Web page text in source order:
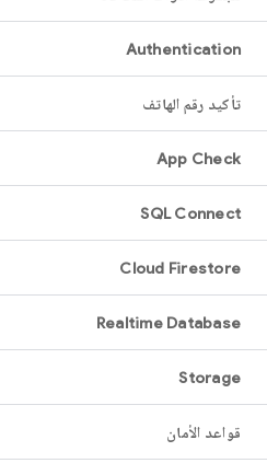
Authentication
تأكيد رقم الهاتف
App Check
SQL Connect
Cloud Firestore
Realtime Database
Storage
قواعد الأمان